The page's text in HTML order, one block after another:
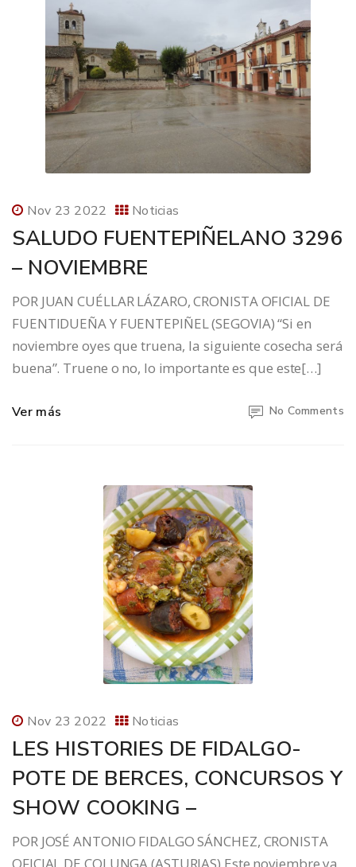
Nov 23 2022 Noticias
SALUDO FUENTEPIÑELANO 3296
– NOVIEMBRE
POR JUAN CUÉLLAR LÁZARO, CRONISTA OFICIAL DE
FUENTIDUEÑA Y FUENTEPIÑEL (SEGOVIA) “Si en
noviembre oyes que truena, la siguiente cosecha será
buena”. Truene o no, lo importante es que este[…]
Ver más No Comments
Nov 23 2022 Noticias
LES HISTORIES DE FIDALGO-
POTE DE BERCES, CONCURSOS Y
SHOW COOKING –
POR JOSÉ ANTONIO FIDALGO SÁNCHEZ, CRONISTA